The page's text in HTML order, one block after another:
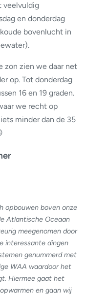
veelvuldig
en donderdag
bovenlucht in
zon zien we daar net
op. Tot donderdag
16 en 19 graden.
we recht op
minder dan de 35
opbouwen boven onze
Atlantische Oceaan
meegenomen door
interessante dingen
genummerd met
WAA waardoor het
Hiermee gaat het
en gaan wij